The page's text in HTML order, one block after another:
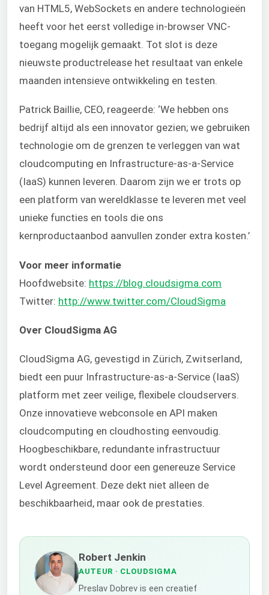
van HTML5, WebSockets en andere technologieën
heeft voor het eerst volledige in-browser VNC-
toegang mogelijk gemaakt. Tot slot is deze
nieuwste productrelease het resultaat van enkele
maanden intensieve ontwikkeling en testen.
Patrick Baillie, CEO, reageerde: ‘We hebben ons
bedrijf altijd als een innovator gezien; we gebruiken
technologie om de grenzen te verleggen van wat
cloudcomputing en Infrastructure-as-a-Service
(IaaS) kunnen leveren. Daarom zijn we er trots op
een platform van wereldklasse te leveren met veel
unieke functies en tools die ons
kernproductaanbod aanvullen zonder extra kosten.’
Voor meer informatie
Hoofdwebsite: https://blog.cloudsigma.com
Twitter: http://www.twitter.com/CloudSigma
Over CloudSigma AG
CloudSigma AG, gevestigd in Zürich, Zwitserland,
biedt een puur Infrastructure-as-a-Service (IaaS)
platform met zeer veilige, flexibele cloudservers.
Onze innovatieve webconsole en API maken
cloudcomputing en cloudhosting eenvoudig.
Hoogbeschikbare, redundante infrastructuur
wordt ondersteund door een genereuze Service
Level Agreement. Deze dekt niet alleen de
beschikbaarheid, maar ook de prestaties.
Robert Jenkin
AUTEUR · CLOUDSIGMA
Preslav Dobrev is een creatief